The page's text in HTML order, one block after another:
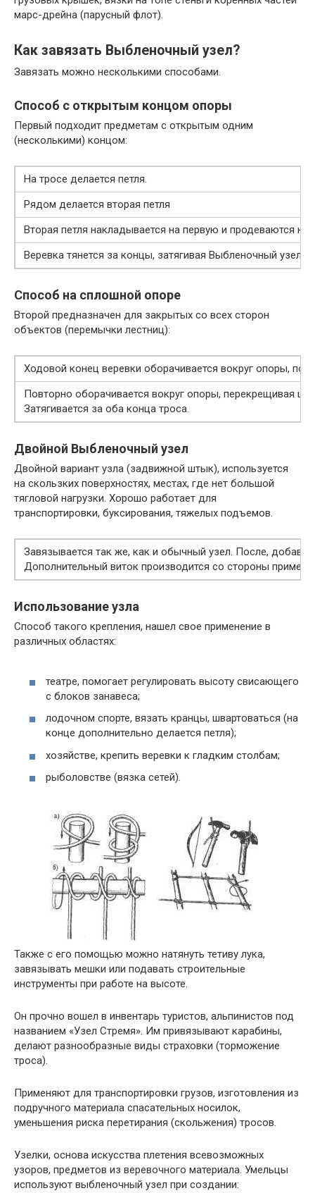
марс-дрейна (парусный флот).
Как завязать Выбленочный узел?
Завязать можно несколькими способами.
Способ с открытым концом опоры
Первый подходит предметам с открытым одним
(несколькими) концом:
На тросе делается петля.
Рядом делается вторая петля
Вторая петля накладывается на первую и продеваются на
Веревка тянется за концы, затягивая Выбленочный узел
Способ на сплошной опоре
Второй предназначен для закрытых со всех сторон
объектов (перемычки лестниц):
Ходовой конец веревки оборачивается вокруг опоры,
Повторно оборачивается вокруг опоры, перекрещивая
Затягивается за оба конца троса.
Двойной Выбленочный узел
Двойной вариант узла (задвижной штык), используется
на скользких поверхностях, местах, где нет большой
тягловой нагрузки. Хорошо работает для
транспортировки, буксирования, тяжелых подъемов.
Завязывается так же, как и обычный узел. После,
Дополнительный виток производится со стороны
Использование узла
Способ такого крепления, нашел свое применение в
различных областях:
театре, помогает регулировать высоту свисающего
с блоков занавеса;
лодочном спорте, вязать кранцы, швартоваться (на
конце дополнительно делается петля);
хозяйстве, крепить веревки к гладким столбам;
рыболовстве (вязка сетей).
Также с его помощью можно натянуть тетиву лука,
завязывать мешки или подавать строительные
инструменты при работе на высоте.
Он прочно вошел в инвентарь туристов, альпинистов под
названием «Узел Стремя». Им привязывают карабины,
делают разнообразные виды страховки (торможение
троса).
Применяют для транспортировки грузов, изготовления из
подручного материала спасательных носилок,
уменьшения риска перетирания (скольжения) тросов.
Узелки, основа искусства плетения всевозможных
узоров, предметов из веревочного материала. Умельцы
используют выбленочный узел при создании: